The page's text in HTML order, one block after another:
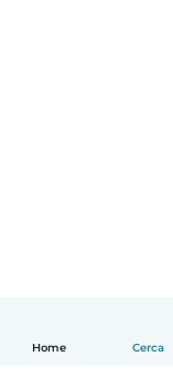
Home Cerca